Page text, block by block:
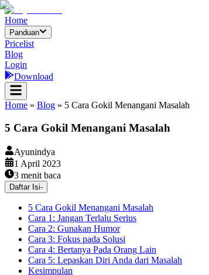
Home
Panduan
Pricelist
Blog
Login
Download
Home » Blog » 5 Cara Gokil Menangani Masalah
5 Cara Gokil Menangani Masalah
Ayunindya
1 April 2023
3 menit baca
Daftar Isi-
5 Cara Gokil Menangani Masalah
Cara 1: Jangan Terlalu Serius
Cara 2: Gunakan Humor
Cara 3: Fokus pada Solusi
Cara 4: Bertanya Pada Orang Lain
Cara 5: Lepaskan Diri Anda dari Masalah
Kesimpulan